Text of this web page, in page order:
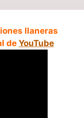
llaneras
de YouTube